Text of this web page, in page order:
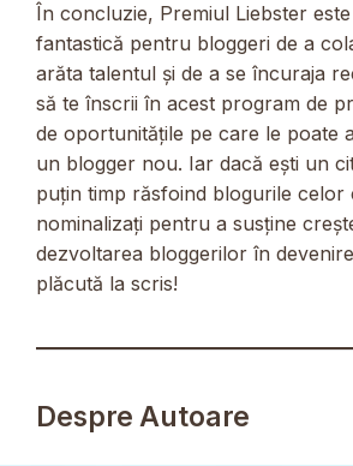
În concluzie, Premiul Liebster
fantastică pentru bloggeri de a
arăta talentul și de a se încuraja
să te înscrii în acest program de
de oportunitățile pe care le poate
un blogger nou. Iar dacă ești un
puțin timp răsfoind blogurile celor
nominalizați pentru a susține
dezvoltarea bloggerilor în
plăcută la scris!
Despre Autoare